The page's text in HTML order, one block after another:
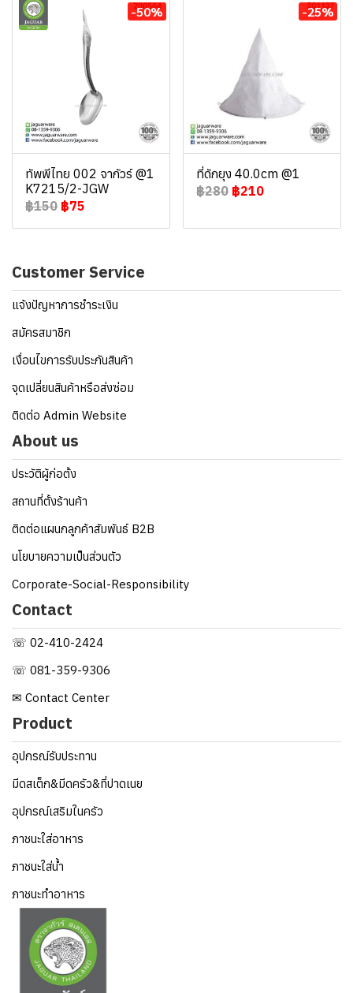
-50%
ทัพพีไทย 002 จากัวร์ @1
K7215/2-JGW
฿150 ฿75
-25%
ที่ดักยุง 40.0cm @1
฿280 ฿210
Customer Service
แจ้งปัญหาการชำระเงิน
สมัครสมาชิก
เงื่อนไขการรับประกันสินค้า
จุดเปลี่ยนสินค้าหรือส่งซ่อม
ติดต่อ Admin Website
About us
ประวัติผู้ก่อตั้ง
สถานที่ตั้งร้านค้า
ติดต่อแผนกลูกค้าสัมพันธ์ B2B
นโยบายความเป็นส่วนตัว
Corporate-Social-Responsibility
Contact
☏ 02-410-2424
☏ 081-359-9306
✉ Contact Center
Product
อุปกรณ์รับประทาน
มีดสเต็ก&มีดครัว&ที่ปาดเนย
อุปกรณ์เสริมในครัว
ภาชนะใส่อาหาร
ภาชนะใส่น้ำ
ภาชนะทำอาหาร